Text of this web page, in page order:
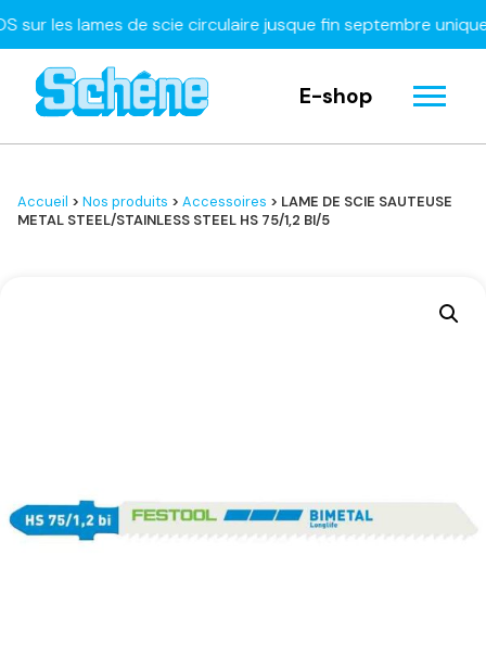
les lames de scie circulaire jusque fin septembre
E-shop
Accueil > Nos produits > Accessoires > LAME DE SCIE SAUTEUSE
METAL STEEL/STAINLESS STEEL HS 75/1,2 BI/5